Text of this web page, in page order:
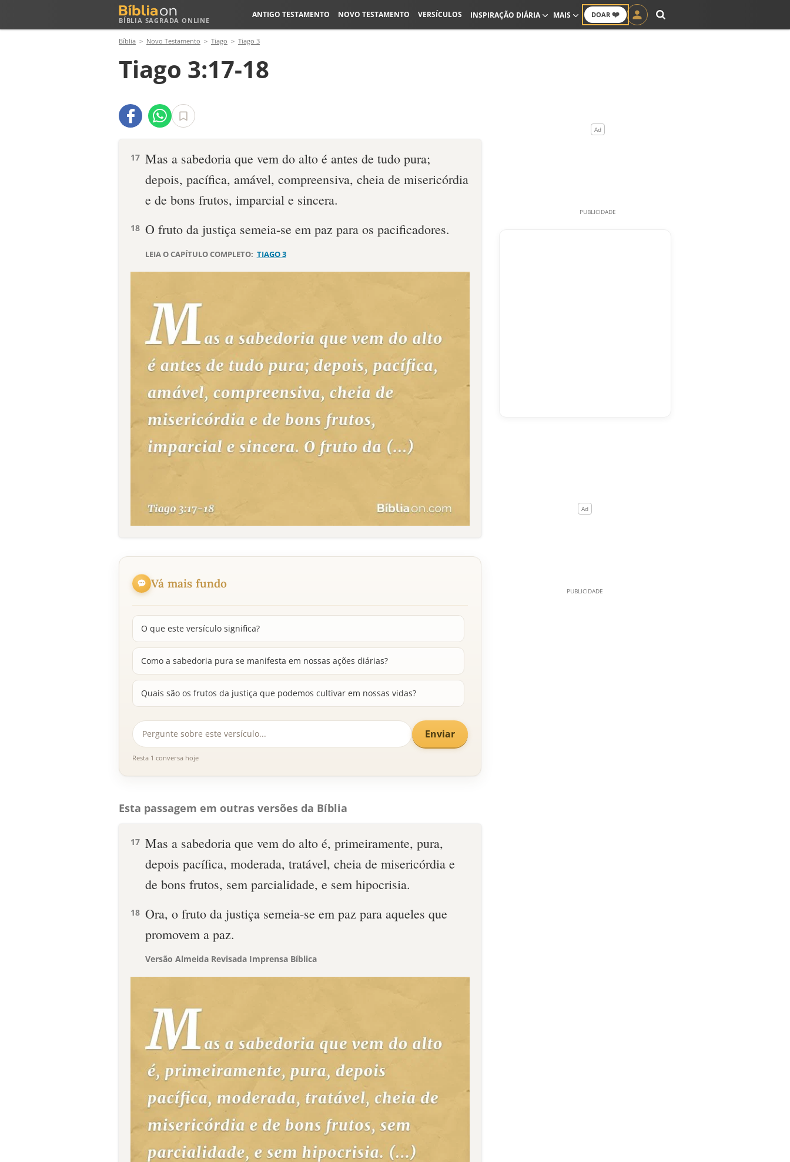
BÍBLIA SAGRADA ONLINE
DOAR ❤️
ANTIGO TESTAMENTO NOVO TESTAMENTO VERSÍCULOS INSPIRAÇÃO DIÁRIA MAIS
Bíblia Novo Testamento Tiago Tiago 3
Tiago 3:17-18
17 Mas a sabedoria que vem do alto é antes de tudo pura;
depois, pacífica, amável, compreensiva, cheia de misericórdia
e de bons frutos, imparcial e sincera.
18 O fruto da justiça semeia-se em paz para os pacificadores.
LEIA O CAPÍTULO COMPLETO: TIAGO 3
Vá mais fundo
O que este versículo significa?
Como a sabedoria pura se manifesta em nossas ações diárias?
Quais são os frutos da justiça que podemos cultivar em nossas vidas?
Enviar
Resta 1 conversa hoje
Esta passagem em outras versões da Bíblia
17 Mas a sabedoria que vem do alto é, primeiramente, pura,
depois pacífica, moderada, tratável, cheia de misericórdia e
de bons frutos, sem parcialidade, e sem hipocrisia.
18 Ora, o fruto da justiça semeia-se em paz para aqueles que
promovem a paz.
Versão Almeida Revisada Imprensa Bíblica